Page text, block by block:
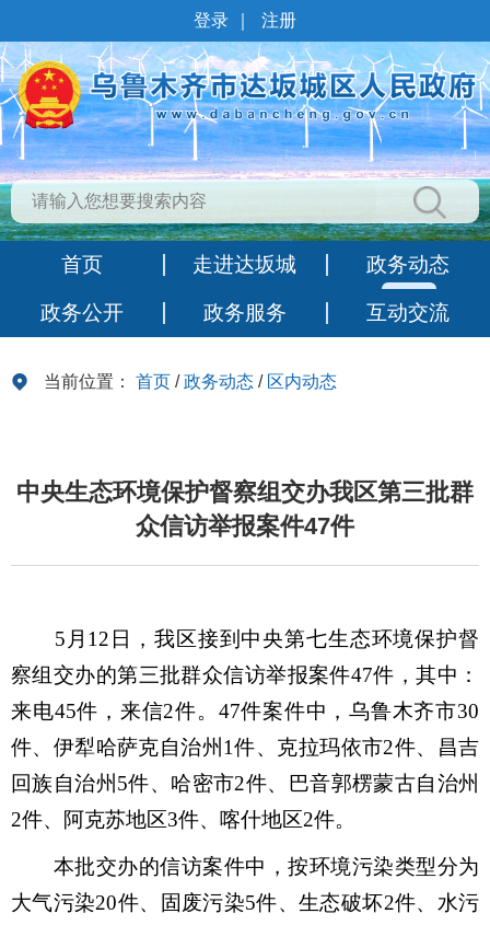
登录 注册
首页 走进达坂城 政务动态
政务公开 政务服务 互动交流
当前位置： 首页 /政务动态 / 区内动态
中央生态环境保护督察组交办我区第三批群
众信访举报案件47件
5月12日，我区接到中央第七生态环境保护督
察组交办的第三批群众信访举报案件47件，其中：
来电45件，来信2件。47件案件中，乌鲁木齐市30
件、伊犁哈萨克自治州1件、克拉玛依市2件、昌吉
回族自治州5件、哈密市2件、巴音郭楞蒙古自治州
2件、阿克苏地区3件、喀什地区2件。
本批交办的信访案件中，按环境污染类型分为
大气污染20件、固废污染5件、生态破坏2件、水污